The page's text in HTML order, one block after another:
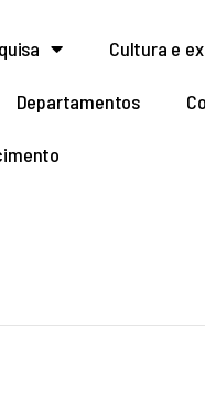
Cultura e
Departamentos